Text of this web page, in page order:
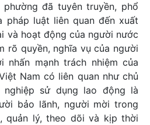
đã tuyên truyền, phổ
pháp luật liên quan đến xuất
và hoạt động của người nước
rõ quyền, nghĩa vụ của người
nhấn mạnh trách nhiệm của
Nam có liên quan như chủ
sử dụng lao động là
bảo lãnh, người mời trong
quản lý, theo dõi và kịp thời